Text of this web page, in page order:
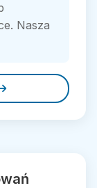
Nasza